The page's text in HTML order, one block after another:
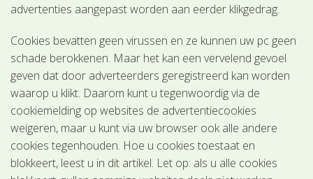
advertenties aangepast worden aan eerder klikgedrag.
Cookies bevatten geen virussen en ze kunnen uw pc geen
schade berokkenen. Maar het kan een vervelend gevoel
geven dat door adverteerders geregistreerd kan worden
waarop u klikt. Daarom kunt u tegenwoordig via de
cookiemelding op websites de advertentiecookies
weigeren, maar u kunt via uw browser ook alle andere
cookies tegenhouden. Hoe u cookies toestaat en
blokkeert, leest u in dit artikel. Let op: als u alle cookies